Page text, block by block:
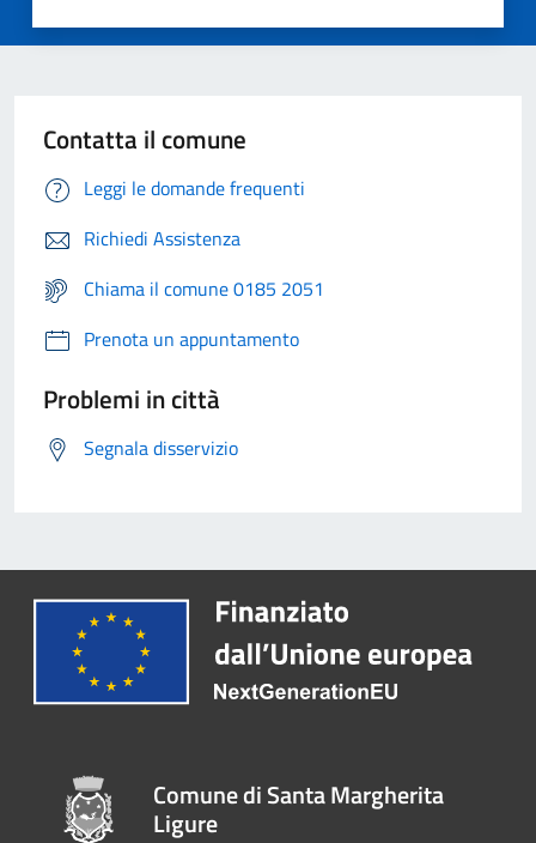
Contatta il comune
Leggi le domande frequenti
Richiedi Assistenza
Chiama il comune 0185 2051
Prenota un appuntamento
Problemi in città
Segnala disservizio
Comune di Santa Margherita
Ligure